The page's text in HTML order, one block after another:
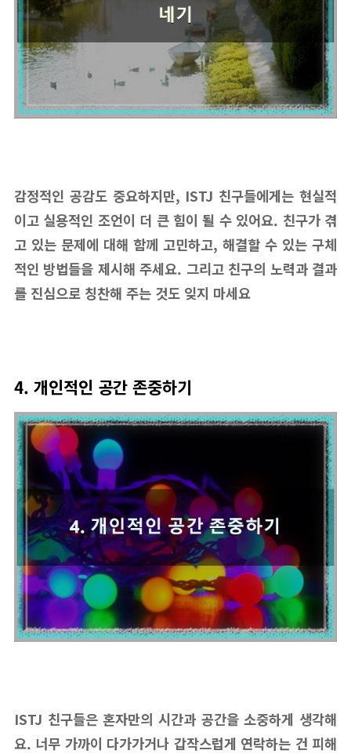
감정적인 공감도 중요하지만, ISTJ 친구들에게는 현실적
이고 실용적인 조언이 더 큰 힘이 될 수 있어요. 친구가 겪
고 있는 문제에 대해 함께 고민하고, 해결할 수 있는 구체
적인 방법들을 제시해 주세요. 그리고 친구의 노력과 결과
를 진심으로 칭찬해 주는 것도 잊지 마세요
4. 개인적인 공간 존중하기
ISTJ 친구들은 혼자만의 시간과 공간을 소중하게 생각해
요. 너무 가까이 다가가거나 갑작스럽게 연락하는 건 피해